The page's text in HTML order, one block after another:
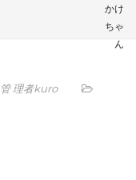
かけ
ちゃ
ん
管 理者kuro